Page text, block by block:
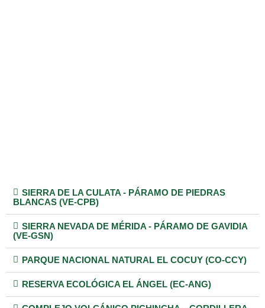
SIERRA DE LA CULATA - PÁRAMO DE PIEDRAS
BLANCAS (VE-CPB)
SIERRA NEVADA DE MÉRIDA - PÁRAMO DE GAVIDIA
(VE-GSN)
PARQUE NACIONAL NATURAL EL COCUY (CO-CCY)
RESERVA ECOLÓGICA EL ÁNGEL (EC-ANG)